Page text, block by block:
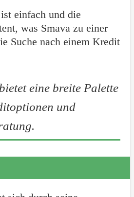
einfach und die
was Smava zu einer
Suche nach einem Kredit
eine breite Palette
und